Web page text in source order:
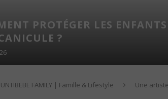
PROTÉGER LES
?
UNTIBEBE FAMILY | Famille & Lifestyle Une